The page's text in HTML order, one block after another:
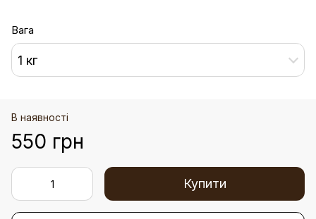
Вага
1 кг
В наявності
550 грн
Купити